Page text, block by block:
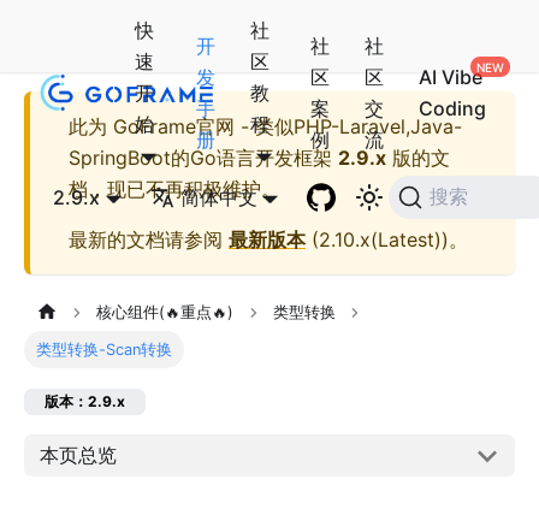
快
速
开
始
开
发
手
册
社
区
教
程
社
区
案
例
社
区
交
流
AI Vibe
Coding
2.9.x 简体中文 搜索
此为 GoFrame官网 - 类似PHP-Laravel,Java-
SpringBoot的Go语言开发框架 2.9.x 版的文
档，现已不再积极维护。
最新的文档请参阅 最新版本(2.10.x(Latest))。
核心组件(🔥重点🔥) 类型转换
类型转换-Scan转换
版本：2.9.x
本页总览